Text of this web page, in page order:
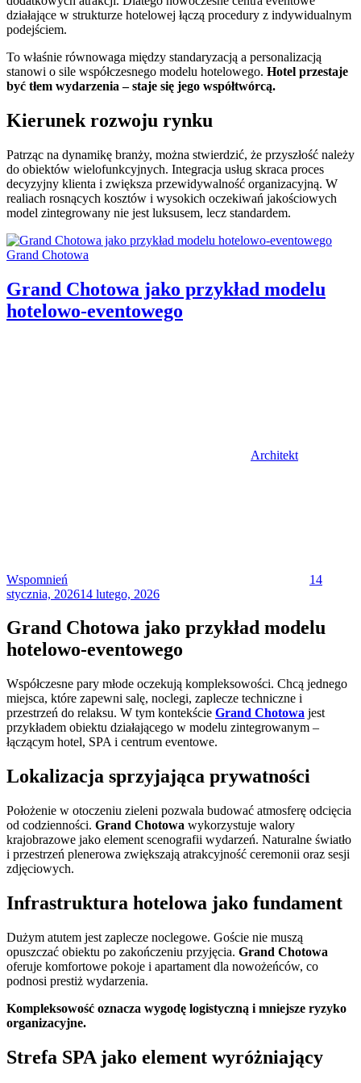
działające w strukturze hotelowej łączą procedury z indywidualnym
podejściem.
To właśnie równowaga między standaryzacją a personalizacją
stanowi o sile współczesnego modelu hotelowego. Hotel przestaje
być tłem wydarzenia – staje się jego współtwórcą.
Kierunek rozwoju rynku
Patrząc na dynamikę branży, można stwierdzić, że przyszłość należy
do obiektów wielofunkcyjnych. Integracja usług skraca proces
decyzyjny klienta i zwiększa przewidywalność organizacyjną. W
realiach rosnących kosztów i wysokich oczekiwań jakościowych
model zintegrowany nie jest luksusem, lecz standardem.
Categories:
Grand Chotowa
Grand Chotowa jako przykład modelu
hotelowo-eventowego
Architekt
Wspomnień
14
stycznia, 202614 lutego, 2026
Grand Chotowa jako przykład modelu
hotelowo-eventowego
Współczesne pary młode oczekują kompleksowości. Chcą jednego
miejsca, które zapewni salę, noclegi, zaplecze techniczne i
przestrzeń do relaksu. W tym kontekście Grand Chotowa jest
przykładem obiektu działającego w modelu zintegrowanym –
łączącym hotel, SPA i centrum eventowe.
Lokalizacja sprzyjająca prywatności
Położenie w otoczeniu zieleni pozwala budować atmosferę odcięcia
od codzienności. Grand Chotowa wykorzystuje walory
krajobrazowe jako element scenografii wydarzeń. Naturalne światło
i przestrzeń plenerowa zwiększają atrakcyjność ceremonii oraz sesji
zdjęciowych.
Infrastruktura hotelowa jako fundament
Dużym atutem jest zaplecze noclegowe. Goście nie muszą
opuszczać obiektu po zakończeniu przyjęcia. Grand Chotowa
oferuje komfortowe pokoje i apartament dla nowożeńców, co
podnosi prestiż wydarzenia.
Kompleksowość oznacza wygodę logistyczną i mniejsze ryzyko
organizacyjne.
Strefa SPA jako element wyróżniający